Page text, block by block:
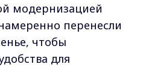
модернизацией
перенесли
чтобы
для